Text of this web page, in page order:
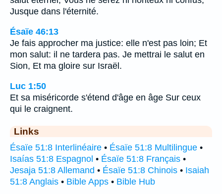
Jusque dans l'éternité.
Ésaïe 46:13
Je fais approcher ma justice: elle n'est pas loin; Et
mon salut: il ne tardera pas. Je mettrai le salut en
Sion, Et ma gloire sur Israël.
Luc 1:50
Et sa miséricorde s'étend d'âge en âge Sur ceux
qui le craignent.
Links
Ésaïe 51:8 Interlinéaire • Ésaïe 51:8 Multilingue •
Isaías 51:8 Espagnol • Ésaïe 51:8 Français •
Jesaja 51:8 Allemand • Ésaïe 51:8 Chinois • Isaiah
51:8 Anglais • Bible Apps • Bible Hub